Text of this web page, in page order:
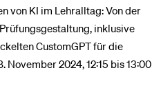
von KI im Lehralltag: Von der
inklusive
CustomGPT für die
November 2024, 12:15 bis 13:00